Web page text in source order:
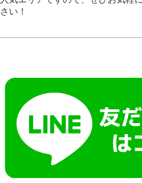
さい！